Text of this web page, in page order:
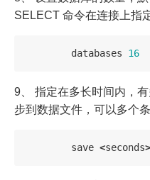
SELECT 命令在连接上指
databases 16
9、 指定在多长时间内，
步到数据文件，可以多个
save <seconds>